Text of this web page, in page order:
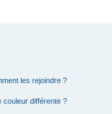
les rejoindre ?
couleur différente ?